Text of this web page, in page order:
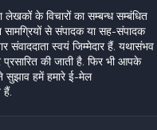
लेखकों के विचारों का सम्बन्ध सम्बंधित
से संपादक या सह-संपादक
संवाददाता स्वयं जिम्मेदार हैं. यथासंभव
की जाती है. फिर भी आपके
सुझाव हमें हमारे ई-मेल